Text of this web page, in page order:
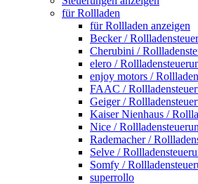
für Rollladen
für Rollladen anzeigen
Becker /
Cherubini /
elero /
enjoy motors /
FAAC /
Geiger /
Kaiser Nienhaus /
Nice /
Rademacher /
Selve /
Somfy /
superrollo